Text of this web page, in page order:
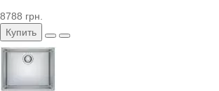
8788 грн.
Купить